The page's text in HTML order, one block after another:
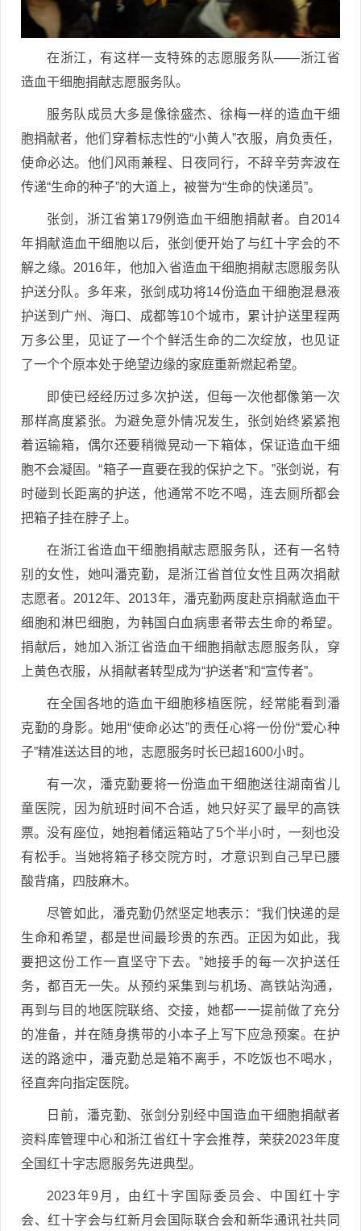
在浙江，有这样一支特殊的志愿服务队——浙江省
造血干细胞捐献志愿服务队。
服务队成员大多是像徐盛杰、徐梅一样的造血干细
胞捐献者，他们穿着标志性的“小黄人”衣服，肩负责任，
使命必达。他们风雨兼程、日夜同行，不辞辛劳奔波在
传递“生命的种子”的大道上，被誉为“生命的快递员”。
张剑，浙江省第179例造血干细胞捐献者。自2014
年捐献造血干细胞以后，张剑便开始了与红十字会的不
解之缘。2016年，他加入省造血干细胞捐献志愿服务队
护送分队。多年来，张剑成功将14份造血干细胞混悬液
护送到广州、海口、成都等10个城市，累计护送里程两
万多公里，见证了一个个鲜活生命的二次绽放，也见证
了一个个原本处于绝望边缘的家庭重新燃起希望。
即使已经经历过多次护送，但每一次他都像第一次
那样高度紧张。为避免意外情况发生，张剑始终紧紧抱
着运输箱，偶尔还要稍微晃动一下箱体，保证造血干细
胞不会凝固。“箱子一直要在我的保护之下。”张剑说，有
时碰到长距离的护送，他通常不吃不喝，连去厕所都会
把箱子挂在脖子上。
在浙江省造血干细胞捐献志愿服务队，还有一名特
别的女性，她叫潘克勤，是浙江省首位女性且两次捐献
志愿者。2012年、2013年，潘克勤两度赴京捐献造血干
细胞和淋巴细胞，为韩国白血病患者带去生命的希望。
捐献后，她加入浙江省造血干细胞捐献志愿服务队，穿
上黄色衣服，从捐献者转型成为“护送者”和“宣传者”。
在全国各地的造血干细胞移植医院，经常能看到潘
克勤的身影。她用“使命必达”的责任心将一份份“爱心种
子”精准送达目的地，志愿服务时长已超1600小时。
有一次，潘克勤要将一份造血干细胞送往湖南省儿
童医院，因为航班时间不合适，她只好买了最早的高铁
票。没有座位，她抱着储运箱站了5个半小时，一刻也没
有松手。当她将箱子移交院方时，才意识到自己早已腰
酸背痛，四肢麻木。
尽管如此，潘克勤仍然坚定地表示：“我们快递的是
生命和希望，都是世间最珍贵的东西。正因为如此，我
要把这份工作一直坚守下去。”她接手的每一次护送任
务，都百无一失。从预约采集到与机场、高铁站沟通，
再到与目的地医院联络、交接，她都一一提前做了充分
的准备，并在随身携带的小本子上写下应急预案。在护
送的路途中，潘克勤总是箱不离手，不吃饭也不喝水，
径直奔向指定医院。
日前，潘克勤、张剑分别经中国造血干细胞捐献者
资料库管理中心和浙江省红十字会推荐，荣获2023年度
全国红十字志愿服务先进典型。
2023年9月，由红十字国际委员会、中国红十字
会、红十字会与红新月会国际联合会和新华通讯社共同